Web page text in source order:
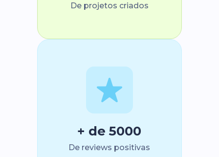
De projetos criados
+ de 5000
De reviews positivas